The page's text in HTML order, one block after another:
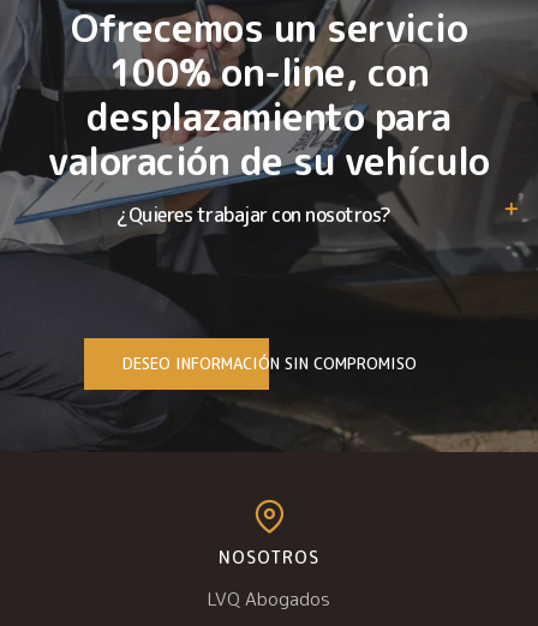
Ofrecemos un servicio
100% on-line, con
desplazamiento para
valoración de su vehículo
¿Quieres trabajar con nosotros?
DESEO INFORMACIÓN SIN COMPROMISO
NOSOTROS
LVQ Abogados